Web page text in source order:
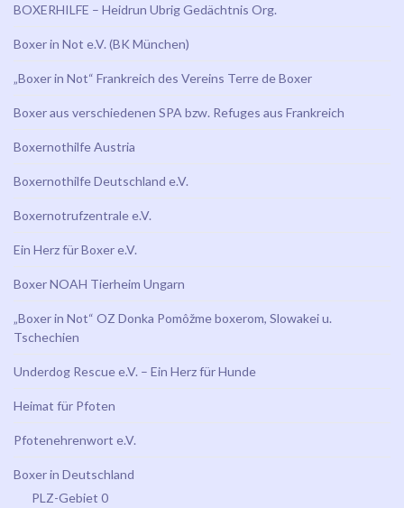
BOXERHILFE – Heidrun Ubrig Gedächtnis Org.
Boxer in Not e.V. (BK München)
„Boxer in Not“ Frankreich des Vereins Terre de Boxer
Boxer aus verschiedenen SPA bzw. Refuges aus Frankreich
Boxernothilfe Austria
Boxernothilfe Deutschland e.V.
Boxernotrufzentrale e.V.
Ein Herz für Boxer e.V.
Boxer NOAH Tierheim Ungarn
„Boxer in Not“ OZ Donka Pomôžme boxerom, Slowakei u.
Tschechien
Underdog Rescue e.V. – Ein Herz für Hunde
Heimat für Pfoten
Pfotenehrenwort e.V.
Boxer in Deutschland
PLZ-Gebiet 0